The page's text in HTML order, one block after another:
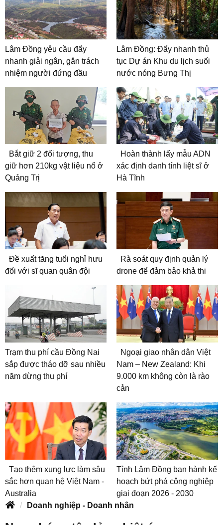
Lâm Đồng yêu cầu đẩy
nhanh giải ngân, gắn trách
nhiệm người đứng đầu
Lâm Đồng: Đẩy nhanh thủ
tục Dự án Khu du lịch suối
nước nóng Bưng Thị
Bắt giữ 2 đối tượng, thu
giữ hơn 210kg vật liệu nổ ở
Quảng Trị
Hoàn thành lấy mẫu ADN
xác định danh tính liệt sĩ ở
Hà Tĩnh
Đề xuất tăng tuổi nghỉ hưu
đối với sĩ quan quân đội
Rà soát quy định quản lý
drone để đảm bảo khả thi
Trạm thu phí cầu Đồng Nai
sắp được tháo dỡ sau nhiều
năm dừng thu phí
Ngoại giao nhân dân Việt
Nam – New Zealand: Khi
9.000 km không còn là rào
cản
Tạo thêm xung lực làm sâu
sắc hơn quan hệ Việt Nam -
Australia
Tỉnh Lâm Đồng ban hành kế
hoạch bứt phá công nghiệp
giai đoạn 2026 - 2030
Doanh nghiệp - Doanh nhân